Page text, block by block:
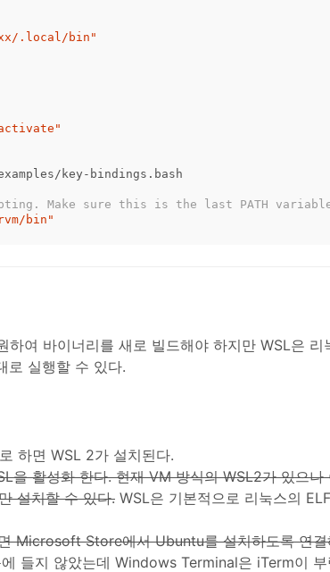
.local/bin"
key-bindings.bash
Make sure this is the last PATH
bin"
하여 바이너리를 새로 빌드해야 하지만 WSL은 리
로 실행할 수 있다.
로 하면 WSL 2가 설치된다.
을 활성화 한다. 현재 VM 방식의 WSL2가 있으
설치할 수 있다. WSL은 기본적으로 리눅스의
Microsoft Store에서 Ubuntu를 설치하도록 연결
들지 않았는데 Windows Terminal은 iTerm이 부